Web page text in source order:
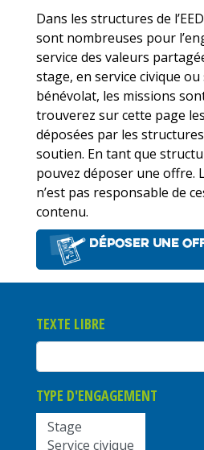
Dans les structures de
sont nombreuses pour
service des valeurs
stage, en service civique
bénévolat, les missions
trouverez sur cette page
déposées par les
soutien. En tant que
pouvez déposer une offre.
n’est pas responsable de
contenu.
Déposer une
TEXTE LIBRE
TYPE D'ENGAGEMENT